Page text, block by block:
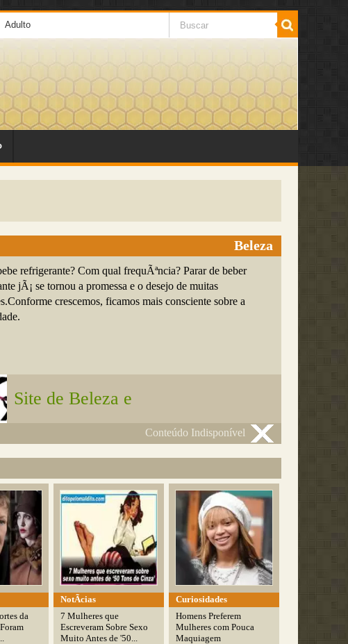
Adulto
Beleza
refrigerante? Com qual frequÃªncia? Parar de beber
jÃ¡ se tornou a promessa e o desejo de muitas
crescemos, ficamos mais consciente sobre a
Site de Beleza e
Conteúdo Indisponível
da
NotÃ­cias
7 Mulheres que
Escreveram Sobre Sexo
Muito Antes de '50...
Curiosidades
Homens Preferem
Mulheres com Pouca
Maquiagem